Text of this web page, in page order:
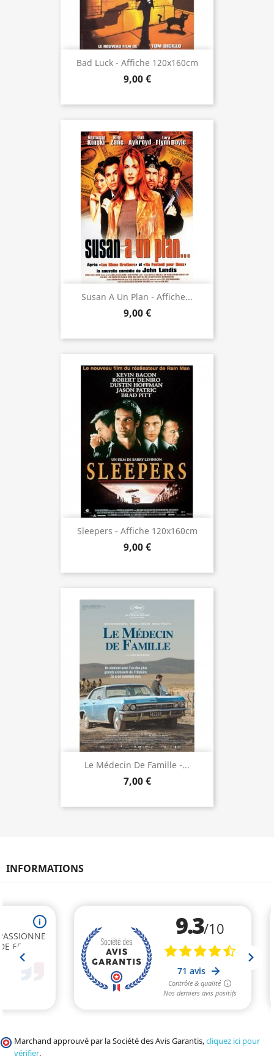
Bad Luck - Affiche 120x160cm
9,00 €
Susan A Un Plan - Affiche...
9,00 €
Sleepers - Affiche 120x160cm
9,00 €
Le Médecin De Famille -...
7,00 €
INFORMATIONS
Marchand approuvé par la Société des Avis Garantis,cliquez ici pour
vérifier.